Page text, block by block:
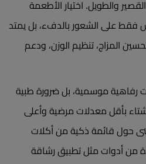
والطويل. اختيار الأطعمة
فقط على الشعور بالدفء، بل يمتد
المزاج، تنظيم الوزن، ودعم
رفاهية موسمية، بل ضرورة طبية
بأقل معدلات مرضية وأعلى
حول قائمة ذكية من أكلات
من أدوات مثل تطبيق رشاقة